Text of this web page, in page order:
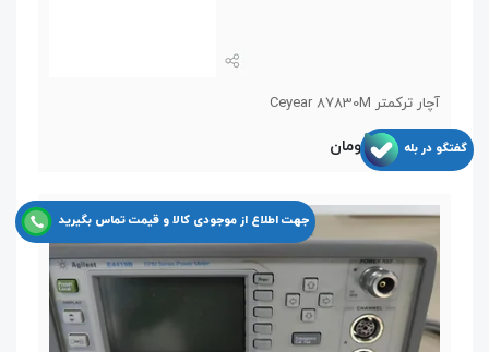
آچار ترکمتر Ceyear 87830M
11,550,000 تومان
گفتگو در بله
جهت اطلاع از موجودی کالا و قیمت تماس بگیرید